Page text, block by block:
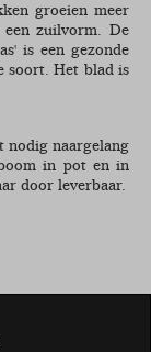
groeien meer
zuilvorm. De
is een gezonde
soort. Het blad is
nodig naargelang
in pot en in
door leverbaar.